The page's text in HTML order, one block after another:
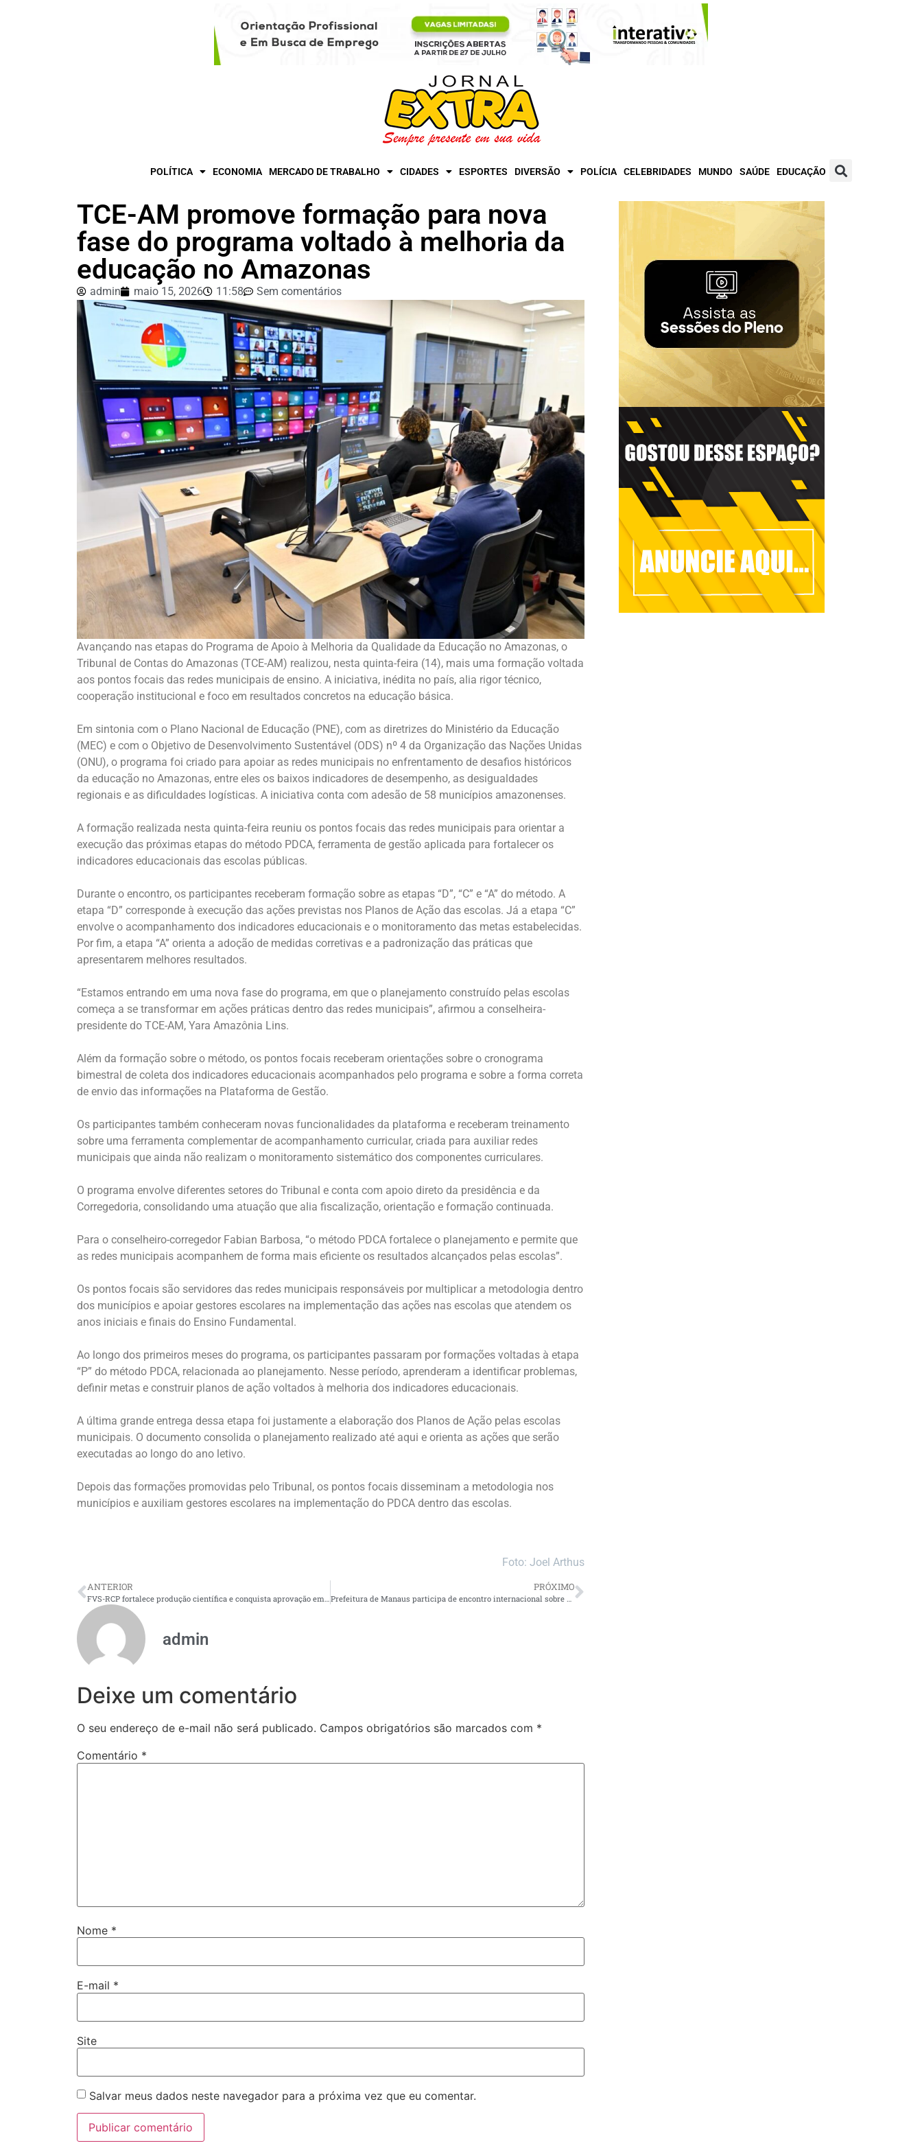
POLÍTICA ECONOMIA MERCADO DE TRABALHO CIDADES ESPORTES DIVERSÃO POLÍCIA CELEBRIDADES MUNDO SAÚDE EDUCAÇÃO
TCE-AM promove formação para nova
fase do programa voltado à melhoria da
educação no Amazonas
admin maio 15, 2026 11:58 Sem comentários
Avançando nas etapas do Programa de Apoio à Melhoria da Qualidade da Educação no Amazonas, o
Tribunal de Contas do Amazonas (TCE-AM) realizou, nesta quinta-feira (14), mais uma formação voltada
aos pontos focais das redes municipais de ensino. A iniciativa, inédita no país, alia rigor técnico,
cooperação institucional e foco em resultados concretos na educação básica.
Em sintonia com o Plano Nacional de Educação (PNE), com as diretrizes do Ministério da Educação
(MEC) e com o Objetivo de Desenvolvimento Sustentável (ODS) nº 4 da Organização das Nações Unidas
(ONU), o programa foi criado para apoiar as redes municipais no enfrentamento de desafios históricos
da educação no Amazonas, entre eles os baixos indicadores de desempenho, as desigualdades
regionais e as dificuldades logísticas. A iniciativa conta com adesão de 58 municípios amazonenses.
A formação realizada nesta quinta-feira reuniu os pontos focais das redes municipais para orientar a
execução das próximas etapas do método PDCA, ferramenta de gestão aplicada para fortalecer os
indicadores educacionais das escolas públicas.
Durante o encontro, os participantes receberam formação sobre as etapas “D”, “C” e “A” do método. A
etapa “D” corresponde à execução das ações previstas nos Planos de Ação das escolas. Já a etapa “C”
envolve o acompanhamento dos indicadores educacionais e o monitoramento das metas estabelecidas.
Por fim, a etapa “A” orienta a adoção de medidas corretivas e a padronização das práticas que
apresentarem melhores resultados.
“Estamos entrando em uma nova fase do programa, em que o planejamento construído pelas escolas
começa a se transformar em ações práticas dentro das redes municipais”, afirmou a conselheira-
presidente do TCE-AM, Yara Amazônia Lins.
Além da formação sobre o método, os pontos focais receberam orientações sobre o cronograma
bimestral de coleta dos indicadores educacionais acompanhados pelo programa e sobre a forma correta
de envio das informações na Plataforma de Gestão.
Os participantes também conheceram novas funcionalidades da plataforma e receberam treinamento
sobre uma ferramenta complementar de acompanhamento curricular, criada para auxiliar redes
municipais que ainda não realizam o monitoramento sistemático dos componentes curriculares.
O programa envolve diferentes setores do Tribunal e conta com apoio direto da presidência e da
Corregedoria, consolidando uma atuação que alia fiscalização, orientação e formação continuada.
Para o conselheiro-corregedor Fabian Barbosa, “o método PDCA fortalece o planejamento e permite que
as redes municipais acompanhem de forma mais eficiente os resultados alcançados pelas escolas”.
Os pontos focais são servidores das redes municipais responsáveis por multiplicar a metodologia dentro
dos municípios e apoiar gestores escolares na implementação das ações nas escolas que atendem os
anos iniciais e finais do Ensino Fundamental.
Ao longo dos primeiros meses do programa, os participantes passaram por formações voltadas à etapa
“P” do método PDCA, relacionada ao planejamento. Nesse período, aprenderam a identificar problemas,
definir metas e construir planos de ação voltados à melhoria dos indicadores educacionais.
A última grande entrega dessa etapa foi justamente a elaboração dos Planos de Ação pelas escolas
municipais. O documento consolida o planejamento realizado até aqui e orienta as ações que serão
executadas ao longo do ano letivo.
Depois das formações promovidas pelo Tribunal, os pontos focais disseminam a metodologia nos
municípios e auxiliam gestores escolares na implementação do PDCA dentro das escolas.
Foto: Joel Arthus
ANTERIOR
FVS-RCP fortalece produção científica e conquista aprovação em chamada nacional do CNPq
PRÓXIMO
Prefeitura de Manaus participa de encontro internacional sobre revitalização de áreas centrais
admin
Deixe um comentário
O seu endereço de e-mail não será publicado. Campos obrigatórios são marcados com *
Comentário *
Nome *
E-mail *
Site
Salvar meus dados neste navegador para a próxima vez que eu comentar.